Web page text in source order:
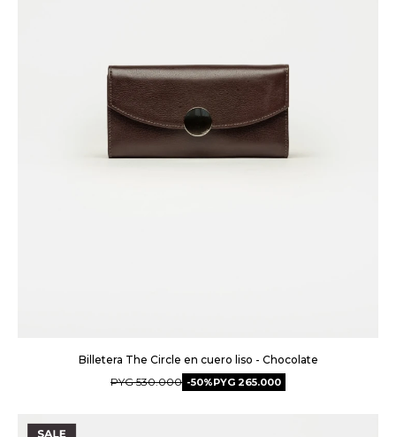
Billetera The Circle en cuero liso - Chocolate
PYG 530.000 50 PYG 265.000